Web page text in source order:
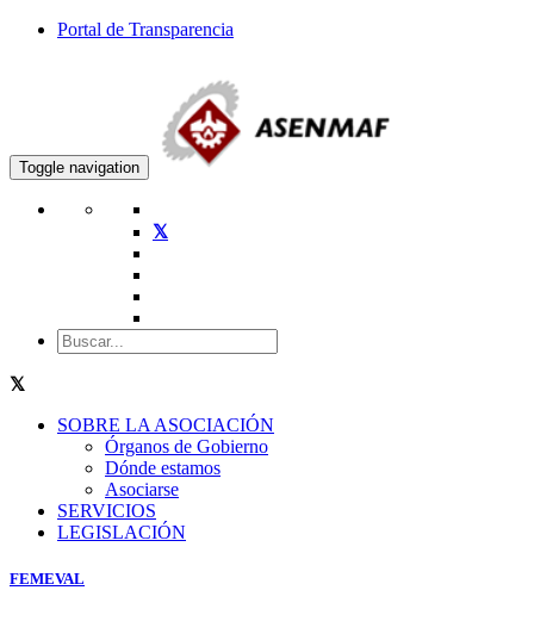
Portal de Transparencia
Toggle navigation
SOBRE LA ASOCIACIÓN
Órganos de Gobierno
Dónde estamos
Asociarse
SERVICIOS
LEGISLACIÓN
FEMEVAL